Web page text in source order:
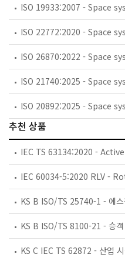
추천 상품